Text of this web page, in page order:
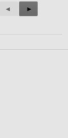
Precedente
Reviews
◄
Successiva
Reviews
►